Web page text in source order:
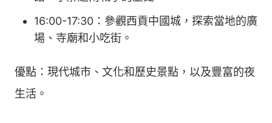
16:00-17:30：參觀西貢中國城，探索當地的廣
場、寺廟和小吃街。
優點：現代城市、文化和歷史景點，以及豐富的夜
生活。